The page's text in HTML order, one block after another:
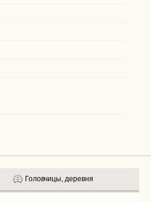
Головчицы, деревня